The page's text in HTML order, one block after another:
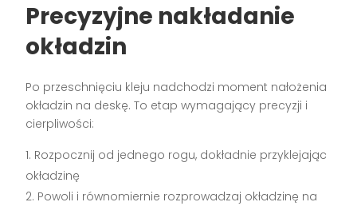
Precyzyjne nakładanie
okładzin
Po przeschnięciu kleju nadchodzi moment nałożenia
okładzin na deskę. To etap wymagający precyzji i
cierpliwości:
Rozpocznij od jednego rogu, dokładnie przyklejając
okładzinę
Powoli i równomiernie rozprowadzaj okładzinę na